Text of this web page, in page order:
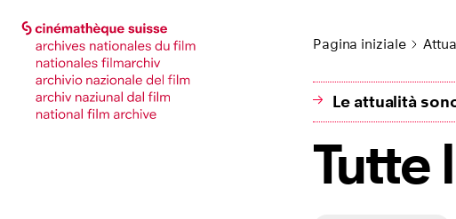
Vai alla pagina principale
Vai alla pagina principale
Pagina iniziale
Le attualità
Tutte